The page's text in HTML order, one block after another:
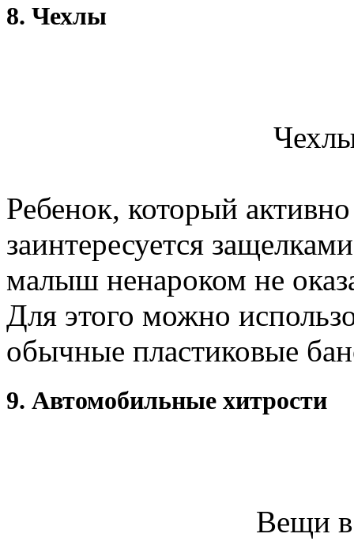
8. Чехлы
Ребенок, который
заинтересуется
малыш ненароком не
Для этого можно
обычные пластиковые
9. Автомобильные хитрости
Вещи в